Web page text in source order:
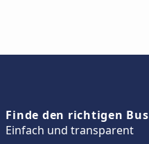
Finde den richtigen Bus
Einfach und transparent